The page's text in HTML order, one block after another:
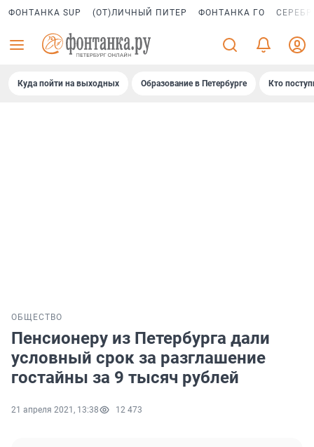
ФОНТАНКА SUP (ОТ)ЛИЧНЫЙ ПИТЕР ФОНТАНКА ГО
Куда пойти на выходных Образование в Петербурге Кто
ОБЩЕСТВО
Пенсионеру из Петербурга дали
условный срок за разглашение
гостайны за 9 тысяч рублей
21 апреля 2021, 13:38 12 473